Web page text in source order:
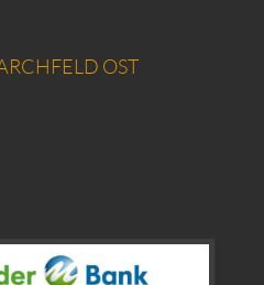
OST